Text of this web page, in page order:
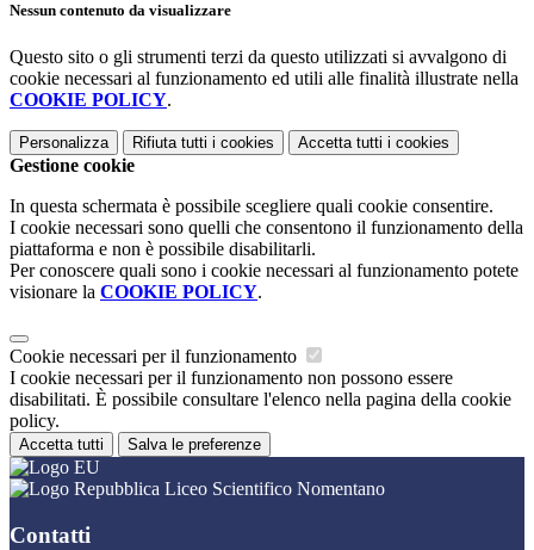
Nessun contenuto da visualizzare
Questo sito o gli strumenti terzi da questo utilizzati si avvalgono di
cookie necessari al funzionamento ed utili alle finalità illustrate nella
COOKIE POLICY.
Personalizza Rifiuta tutti i cookies Accetta tutti i cookies
Gestione cookie
In questa schermata è possibile scegliere quali cookie consentire.
I cookie necessari sono quelli che consentono il funzionamento della
piattaforma e non è possibile disabilitarli.
Per conoscere quali sono i cookie necessari al funzionamento potete
visionare la COOKIE POLICY.
Cookie necessari per il funzionamento
I cookie necessari per il funzionamento non possono essere
disabilitati. È possibile consultare l'elenco nella pagina della cookie
policy.
Accetta tutti Salva le preferenze
Liceo Scientifico Nomentano
Contatti